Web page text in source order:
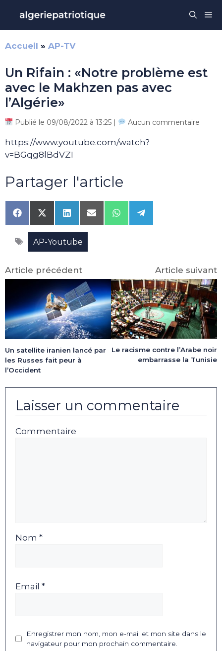
contenu
Accueil » AP-TV
Un Rifain : «Notre problème est
avec le Makhzen pas avec
l’Algérie»
Publié le 09/08/2022 à 13:25 | Aucun commentaire
https://www.youtube.com/watch?
v=BGqg8lBdVZI
Partager l'article
Share
on
Facebook
Share
on
X
(Twitter)
Share
on
LinkedIn
Share
on
Share
on
Share
on
Étiquettes
AP-Youtube
Article précédent
Un satellite iranien lancé par
les Russes fait peur à
l’Occident
Article suivant
Le racisme contre l’Arabe noir
embarrasse la Tunisie
Laisser un commentaire
Commentaire
Nom *
Email *
Enregistrer mon nom, mon e-mail et mon site dans le
navigateur pour mon prochain commentaire.